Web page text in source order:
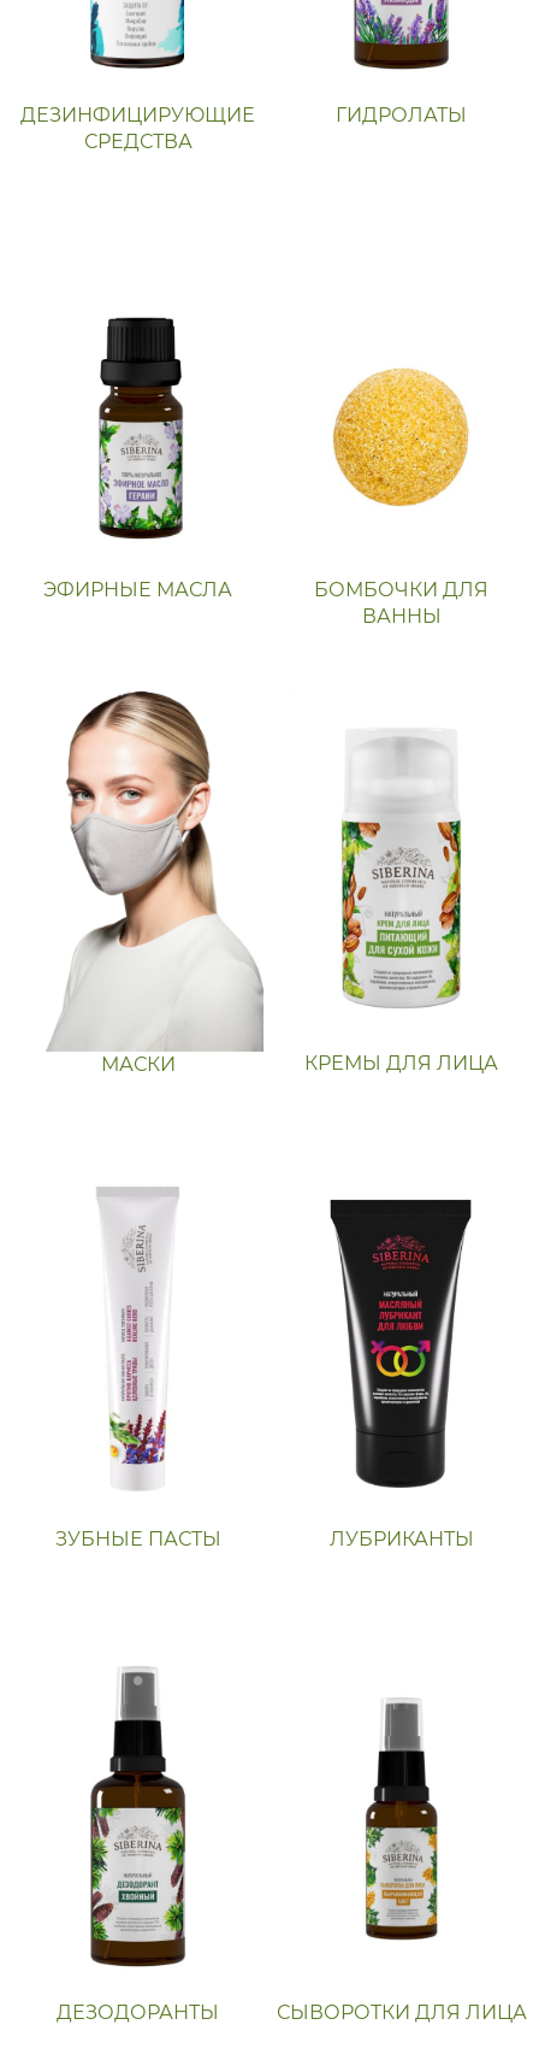
ДЕЗИНФИЦИРУЮЩИЕ
СРЕДСТВА
ГИДРОЛАТЫ
ЭФИРНЫЕ МАСЛА
БОМБОЧКИ ДЛЯ
ВАННЫ
МАСКИ КРЕМЫ ДЛЯ ЛИЦА
ЗУБНЫЕ ПАСТЫ ЛУБРИКАНТЫ
ДЕЗОДОРАНТЫ СЫВОРОТКИ ДЛЯ ЛИЦА